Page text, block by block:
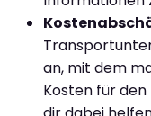
an, mit dem
Kosten für